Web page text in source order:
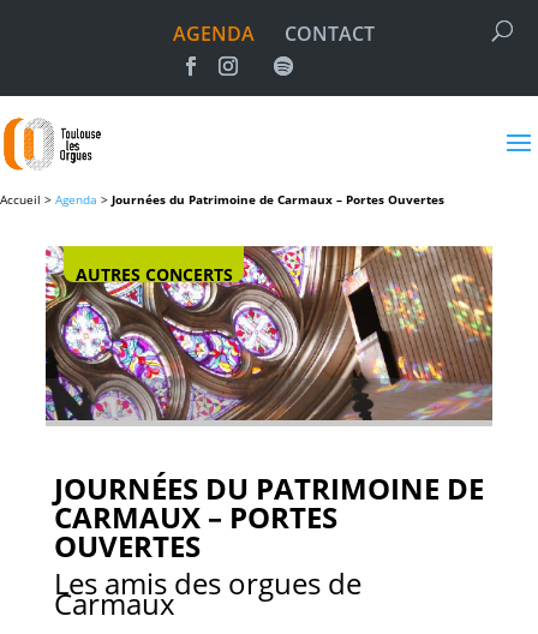
AGENDA CONTACT
Accueil > Agenda > Journées du Patrimoine de Carmaux – Portes Ouvertes
AUTRES CONCERTS
JOURNÉES DU PATRIMOINE DE
CARMAUX – PORTES
OUVERTES
Les amis des orgues de
Carmaux